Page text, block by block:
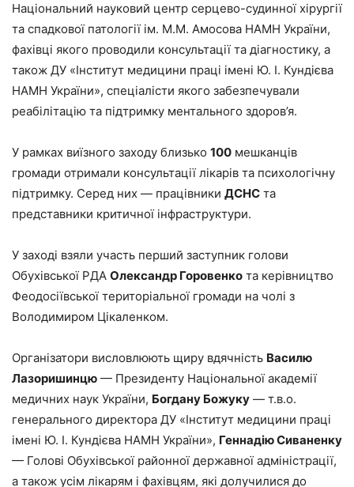
Національний науковий центр серцево-судинної хірургії
та спадкової патології ім. М.М. Амосова НАМН України,
фахівці якого проводили консультації та діагностику, а
також ДУ «Інститут медицини праці імені Ю. І. Кундієва
НАМН України», спеціалісти якого забезпечували
реабілітацію та підтримку ментального здоров’я.
У рамках виїзного заходу близько 100 мешканців
громади отримали консультації лікарів та психологічну
підтримку. Серед них — працівники ДСНС та
представники критичної інфраструктури.
У заході взяли участь перший заступник голови
Обухівської РДА Олександр Горовенко та керівництво
Феодосіївської територіальної громади на чолі з
Володимиром Цікаленком.
Організатори висловлюють щиру вдячність Василю
Лазоришинцю — Президенту Національної академії
медичних наук України, Богдану Божуку — т.в.о.
генерального директора ДУ «Інститут медицини праці
імені Ю. І. Кундієва НАМН України», Геннадію Сиваненку
— Голові Обухівської районної державної адміністрації,
а також усім лікарям і фахівцям, які долучилися до